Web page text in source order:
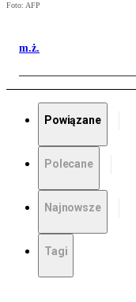
Foto: AFP
m.ż.
Powiązane
Polecane
Najnowsze
Tagi